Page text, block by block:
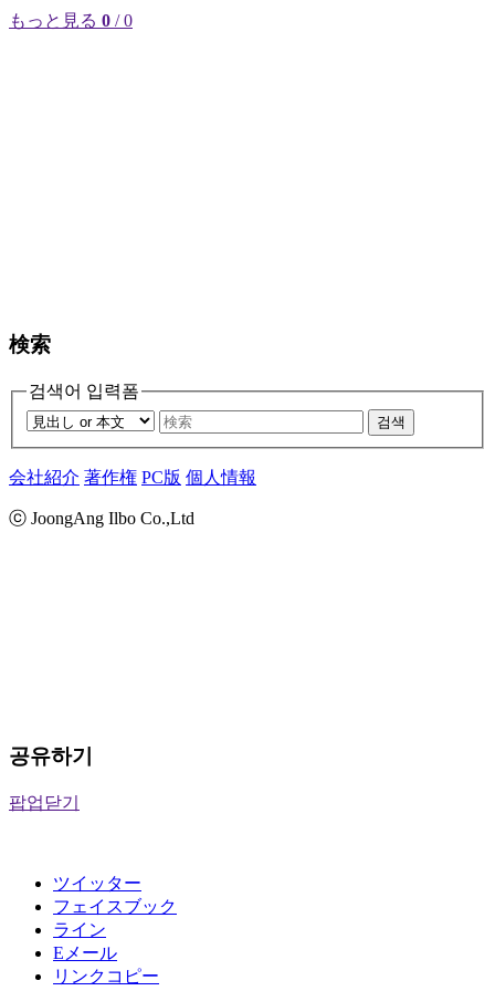
もっと見る 0 / 0
検索
검색어 입력폼
검색
会社紹介 著作権 PC版 個人情報
ⓒ JoongAng Ilbo Co.,Ltd
공유하기
팝업닫기
ツイッター
フェイスブック
ライン
Eメール
リンクコピー